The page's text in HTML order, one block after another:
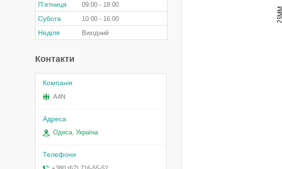
Пʼятниця 09:00 18:00
Субота 10:00 16:00
Неділя Вихідний
Контакти
A4N
Одеса, Україна